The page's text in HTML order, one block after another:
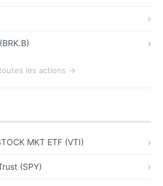
les actions →
MKT ETF (VTI)
(SPY)